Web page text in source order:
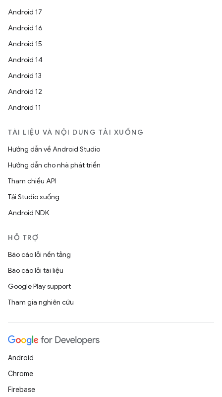
Android 17
Android 16
Android 15
Android 14
Android 13
Android 12
Android 11
TÀI LIỆU VÀ NỘI DUNG TẢI XUỐNG
Hướng dẫn về Android Studio
Hướng dẫn cho nhà phát triển
Tham chiếu API
Tải Studio xuống
Android NDK
HỖ TRỢ
Báo cáo lỗi nền tảng
Báo cáo lỗi tài liệu
Google Play support
Tham gia nghiên cứu
Android
Chrome
Firebase